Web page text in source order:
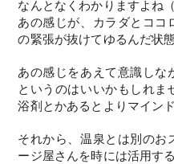
なんとなくわかりますよね（
あの感じが、カラダとココ
の緊張が抜けてゆるんだ状態
あの感じをあえて意識しな
というのはいいかもしれま
浴剤とかあるとよりマイン
それから、温泉とは別のお
ージ屋さんを時には活用す